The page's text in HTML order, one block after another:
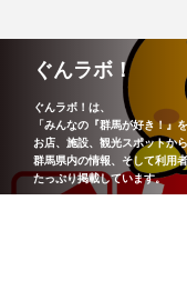
ぐんラボ！
ぐんラボ！は、
「みんなの『群馬が好き！』
お店、施設、観光スポットか
群馬県内の情報、そして利用
たっぷり掲載しています。